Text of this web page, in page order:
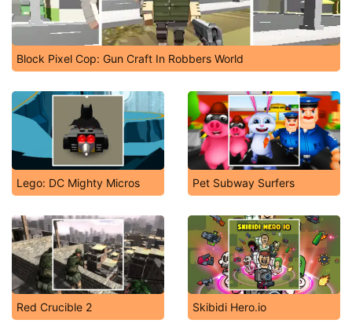
Block Pixel Cop: Gun Craft In Robbers World
Lego: DC Mighty Micros Pet Subway Surfers
Red Crucible 2 Skibidi Hero.io